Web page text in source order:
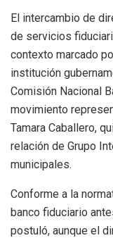
El intercambio de
de servicios
contexto marcado
institución
Comisión Nacional
movimiento
Tamara Caballero,
relación de Grupo
municipales.
Conforme a la
banco fiduciario
postuló, aunque el